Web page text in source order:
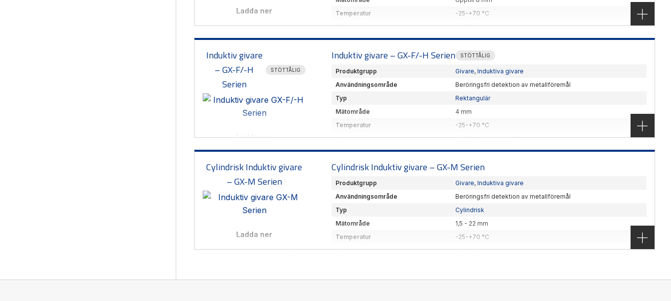
Ladda ner
datablad-induktiv-gxl-gxl-
catalog.pdf(EN)
Produktöversikt
Temperatur
-25-+70 °C
Storlek
8x7,4x24, 15x5,7x35 mm
Leverantör
Panasonic Industry
Mycket liten givare för noggrann detektering. Rektangulärt utförande med IP67
och lysdiodindikering. Avkänning upptill 5 mm
Induktiv givare
– GX-F/-H
Serien
STÖTTÅLIG
Ladda ner
datablad-induktiv-gx-f-h-gx-f-h-
catalog.pdf (EN)
Produktöversikt(SE)
Induktiv givare – GX-F/-H Serien STÖTTÅLIG
Produktgrupp Givare,Induktiva givare
Användningsområde
Beröringsfri detektion av metallföremål
Typ
Rektangulär
Mätområde
4 mm
Temperatur
-25-+70 °C
Storlek
8x7,4x23, 12x12x27,8 mm
Leverantör
Panasonic Industry
Senaste tillskottet av rektangulära givare. Stöttålig med IP68g och lysdiodindikering
samt avkänning upptill 8 mm
Cylindrisk Induktiv givare
– GX-M Serien
Ladda ner
datablad-induktiv-gx-m.pdf(EN)
Cylindrisk Induktiv givare – GX-M Serien
Produktgrupp Givare,Induktiva givare
Användningsområde
Beröringsfri detektion av metallföremål
Typ
Cylindrisk
Mätområde
1,5 - 22 mm
Temperatur
-25-+70 °C
Längd
33 -43 mm